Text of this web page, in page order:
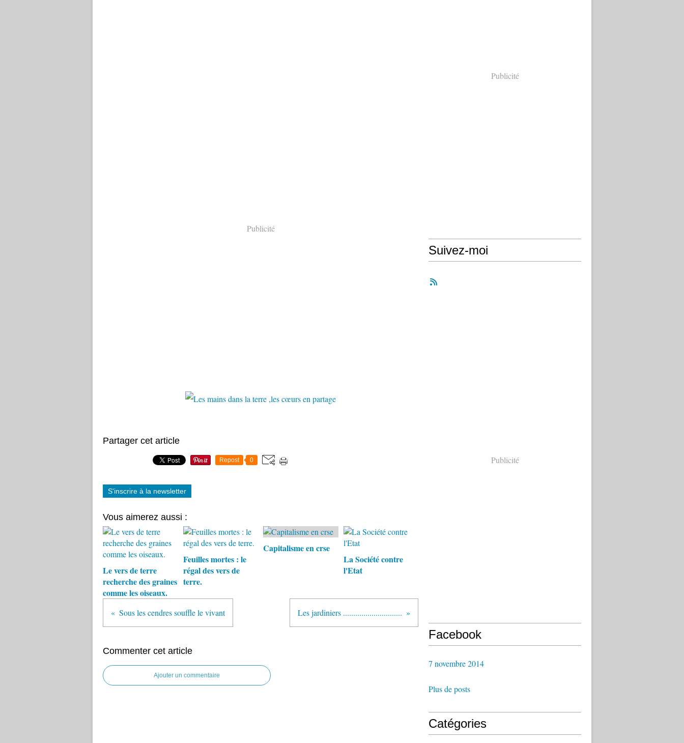
Publicité
Partager cet article
Repost 0
S'inscrire à la newsletter
Vous aimerez aussi :
Le vers de terre
recherche des graines
comme les oiseaux.
Feuilles mortes : le
régal des vers de
terre.
Capitalisme en crse
La Société contre
l'Etat
Sous les cendres souffle le vivant Les jardiniers .............................
Commenter cet article
Ajouter un commentaire
Publicité
Suivez-moi
Publicité
Facebook
7 novembre 2014
Plus de posts
Catégories